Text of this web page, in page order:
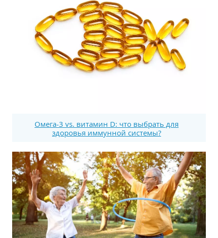
Омега-3 vs. витамин D: что выбрать для
здоровья иммунной системы?